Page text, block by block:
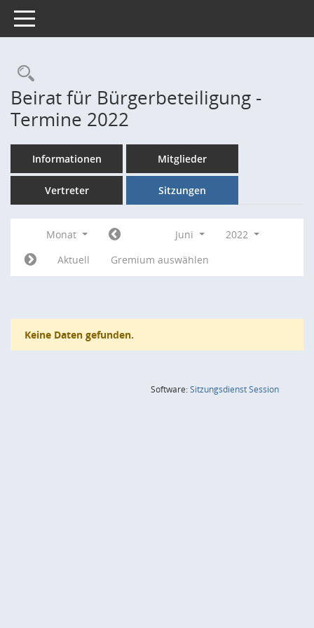
Toggle navigation
Rechercheauswahl
Beirat für Bürgerbeteiligung -
Termine 2022
Informationen Mitglieder
Vertreter Sitzungen
Monat Juni
2022
Aktuell
Gremium auswählen
Keine Daten gefunden.
Software:SitzungsdienstSession(Wird in